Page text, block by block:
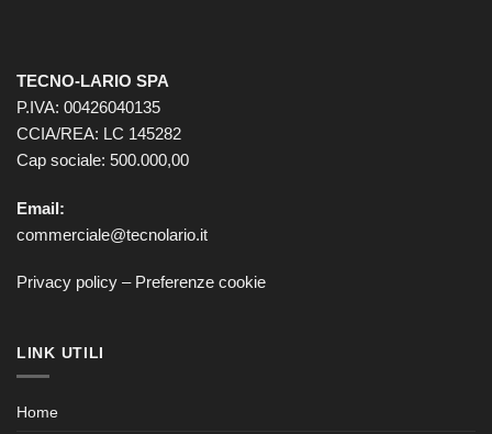
TECNO-LARIO SPA
P.IVA: 00426040135
CCIA/REA: LC 145282
Cap sociale: 500.000,00
Email:
commerciale@tecnolario.it
Privacy policy – Preferenze cookie
LINK UTILI
Home